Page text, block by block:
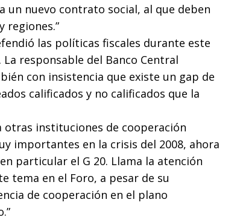
un nuevo contrato social, al que deben
regiones.”
las políticas fiscales durante este
responsable del Banco Central
con insistencia que existe un gap de
calificados y no calificados que la
otras instituciones de cooperación
importantes en la crisis del 2008, ahora
particular el G 20. Llama la atención
tema en el Foro, a pesar de su
de cooperación en el plano